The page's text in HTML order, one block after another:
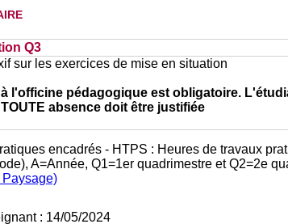
Q3
sur les exercices de mise en situation
l'officine pédagogique est obligatoire.
absence doit être justifiée
encadrés - HTPS : Heures de travaux
A=Année, Q1=1er quadrimestre et Q2=2e
Paysage)
: 14/05/2024